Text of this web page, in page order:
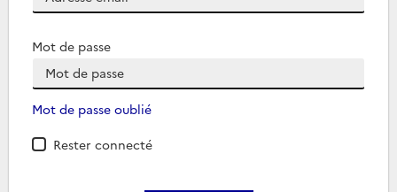
Mot de passe
Mot de passe oublié
Rester connecté